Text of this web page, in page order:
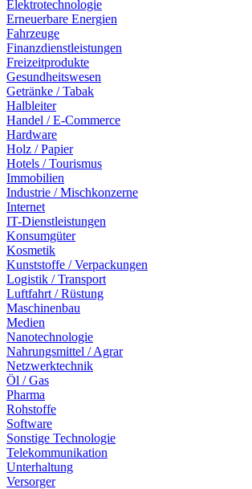
Elektrotechnologie
Erneuerbare Energien
Fahrzeuge
Finanzdienstleistungen
Freizeitprodukte
Gesundheitswesen
Getränke / Tabak
Halbleiter
Handel / E-Commerce
Hardware
Holz / Papier
Hotels / Tourismus
Immobilien
Industrie / Mischkonzerne
Internet
IT-Dienstleistungen
Konsumgüter
Kosmetik
Kunststoffe / Verpackungen
Logistik / Transport
Luftfahrt / Rüstung
Maschinenbau
Medien
Nanotechnologie
Nahrungsmittel / Agrar
Netzwerktechnik
Öl / Gas
Pharma
Rohstoffe
Software
Sonstige Technologie
Telekommunikation
Unterhaltung
Versorger